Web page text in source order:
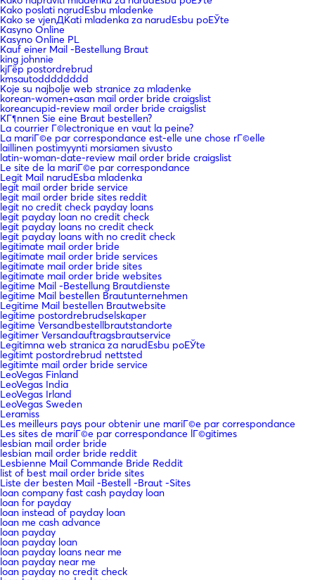
Kako poslati narudЕѕbu mladenke
Kako se vjenДЌati mladenka za narudЕѕbu poЕЎte
Kasyno Online
Kasyno Online PL
Kauf einer Mail -Bestellung Braut
king johnnie
kjГёp postordrebrud
kmsautodddddddd
Koje su najbolje web stranice za mladenke
korean-women+asan mail order bride craigslist
koreancupid-review mail order bride craigslist
KГ¶nnen Sie eine Braut bestellen?
La courrier Г©lectronique en vaut la peine?
La mariГ©e par correspondance est-elle une chose rГ©elle
laillinen postimyynti morsiamen sivusto
latin-woman-date-review mail order bride craigslist
Le site de la mariГ©e par correspondance
Legit Mail narudЕѕba mladenka
legit mail order bride service
legit mail order bride sites reddit
legit no credit check payday loans
legit payday loan no credit check
legit payday loans no credit check
legit payday loans with no credit check
legitimate mail order bride
legitimate mail order bride services
legitimate mail order bride sites
legitimate mail order bride websites
legitime Mail -Bestellung Brautdienste
legitime Mail bestellen Brautunternehmen
Legitime Mail bestellen Brautwebsite
legitime postordrebrudselskaper
legitime Versandbestellbrautstandorte
legitimer Versandauftragsbrautservice
Legitimna web stranica za narudЕѕbu poЕЎte
legitimt postordrebrud nettsted
legitimte mail order bride service
LeoVegas Finland
LeoVegas India
LeoVegas Irland
LeoVegas Sweden
Leramiss
Les meilleurs pays pour obtenir une mariГ©e par correspondance
Les sites de mariГ©e par correspondance lГ©gitimes
lesbian mail order bride
lesbian mail order bride reddit
Lesbienne Mail Commande Bride Reddit
list of best mail order bride sites
Liste der besten Mail -Bestell -Braut -Sites
loan company fast cash payday loan
loan for payday
loan instead of payday loan
loan me cash advance
loan payday
loan payday loan
loan payday loans near me
loan payday near me
loan payday no credit check